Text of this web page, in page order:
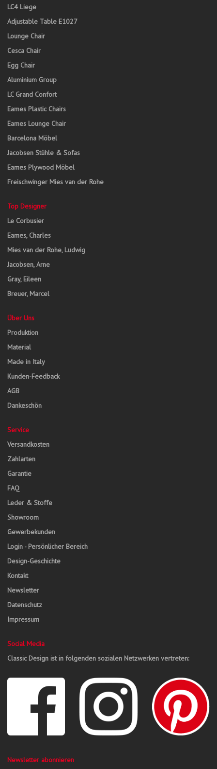
LC4 Liege
Adjustable Table E1027
Lounge Chair
Cesca Chair
Egg Chair
Aluminium Group
LC Grand Confort
Eames Plastic Chairs
Eames Lounge Chair
Barcelona Möbel
Jacobsen Stühle & Sofas
Eames Plywood Möbel
Freischwinger Mies van der Rohe
Top Designer
Le Corbusier
Eames, Charles
Mies van der Rohe, Ludwig
Jacobsen, Arne
Gray, Eileen
Breuer, Marcel
Über Uns
Produktion
Material
Made in Italy
Kunden-Feedback
AGB
Dankeschön
Service
Versandkosten
Zahlarten
Garantie
FAQ
Leder & Stoffe
Showroom
Gewerbekunden
Login - Persönlicher Bereich
Design-Geschichte
Kontakt
Newsletter
Datenschutz
Impressum
Social Media
Classic Design ist in folgenden sozialen Netzwerken vertreten:
Newsletter abonnieren